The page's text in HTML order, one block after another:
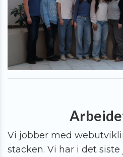
Vi jobber med
stacken. Vi har i det